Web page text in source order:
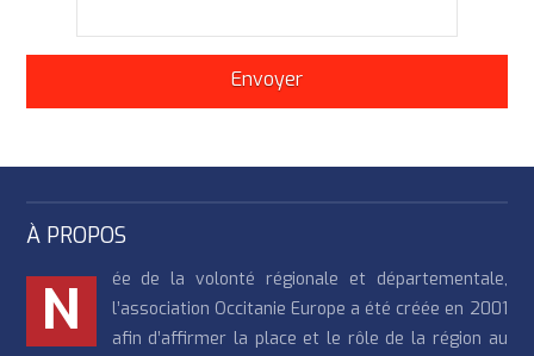
À PROPOS
N
ée de la volonté régionale et départementale,
l’association Occitanie Europe a été créée en 2001
afin d’affirmer la place et le rôle de la région au